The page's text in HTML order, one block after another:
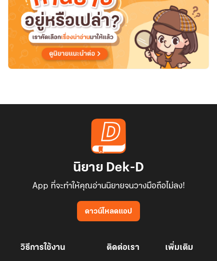
นิยาย Dek-D
App ที่จะทำให้คุณอ่านนิยายจนวางมือถือไม่ลง!
ดาวน์โหลดแอป
วิธีการใช้งาน ติดต่อเรา เพิ่มเติม